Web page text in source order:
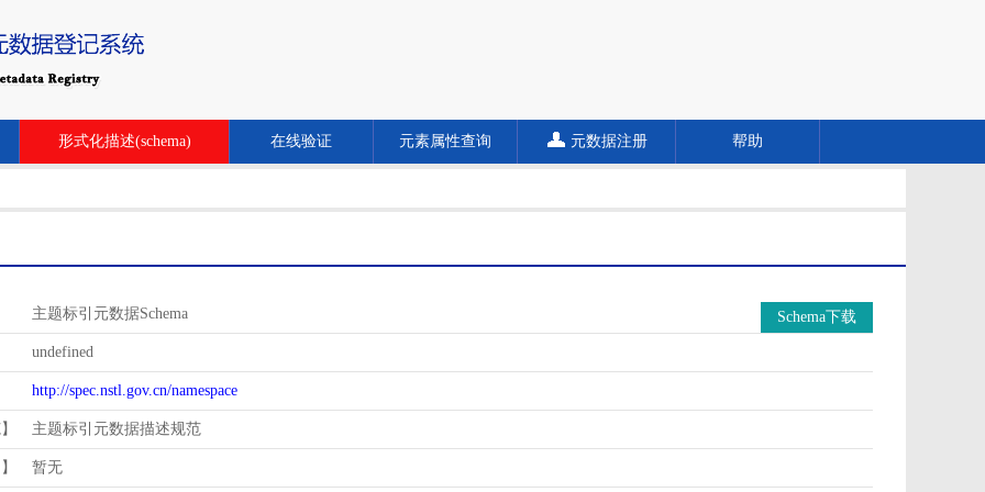
形式化描述(schema) 在线验证 元素属性查询 元数据注册 帮助
主题标引元数据Schema Schema下载
undefined
http://spec.nstl.gov.cn/namespace
主题标引元数据描述规范
暂无